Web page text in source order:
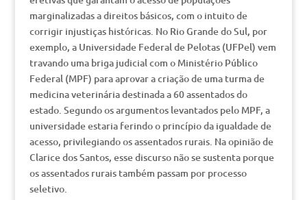
marginalizadas a direitos básicos, com o intuito de
corrigir injustiças históricas. No Rio Grande do Sul, por
exemplo, a Universidade Federal de Pelotas (UFPel) vem
travando uma briga judicial com o Ministério Público
Federal (MPF) para aprovar a criação de uma turma de
medicina veterinária destinada a 60 assentados do
estado. Segundo os argumentos levantados pelo MPF, a
universidade estaria ferindo o princípio da igualdade de
acesso, privilegiando os assentados rurais. Na opinião de
Clarice dos Santos, esse discurso não se sustenta porque
os assentados rurais também passam por processo
seletivo.